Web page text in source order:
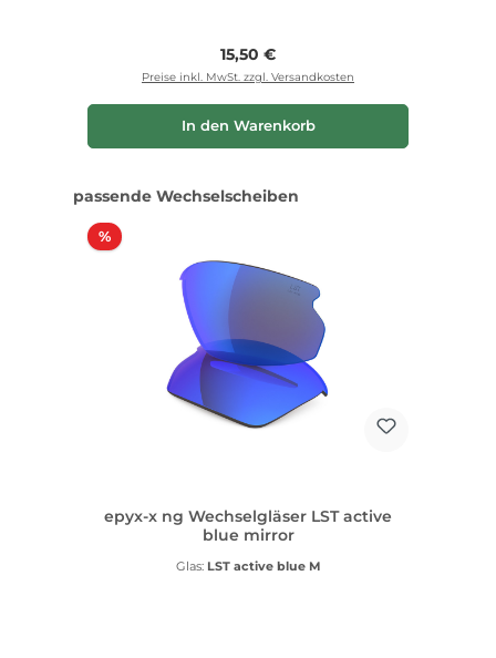
Regulärer Preis:
15,50 €
Preise inkl. MwSt. zzgl. Versandkosten
In den Warenkorb
Produktgalerie überspringen
passende Wechselscheiben
%Rabatt
epyx-x ng Wechselgläser LST active
blue mirror
Glas: LST active blue M